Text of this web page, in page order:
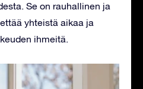
Se on rauhallinen ja
yhteistä aikaa ja
ihmeitä.